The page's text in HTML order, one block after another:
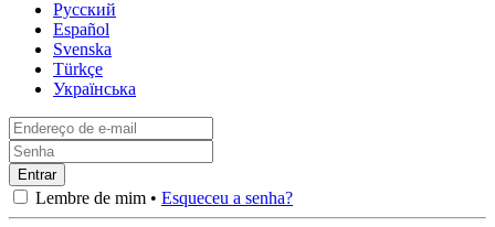
Русский
Español
Svenska
Türkçe
Українська
Lembre de mim • Esqueceu a senha?